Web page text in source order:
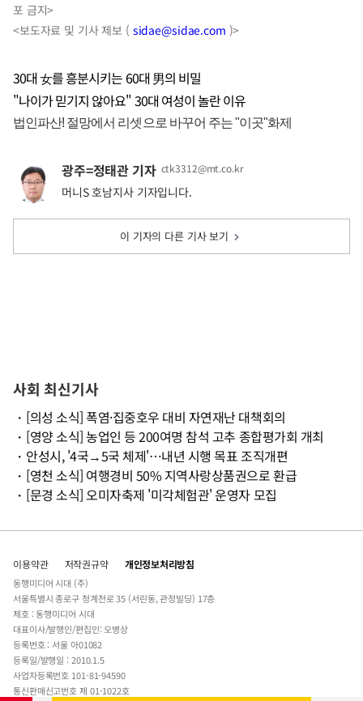
포 금지>
<보도자료 및 기사 제보 ( sidae@sidae.com )>
30대 女를 흥분시키는 60대 男의 비밀
"나이가 믿기지 않아요" 30대 여성이 놀란 이유
광주=정태관 기자 ctk3312@mt.co.kr
머니S 호남지사 기자입니다.
이 기자의 다른 기사 보기
사회 최신기사
・ [의성 소식] 폭염·집중호우 대비 자연재난 대책회의
・ [영양 소식] 농업인 등 200여명 참석 고추 종합평가회 개최
・ 안성시, '4국→5국 체제'…내년 시행 목표 조직개편
・ [영천 소식] 여행경비 50% 지역사랑상품권으로 환급
・ [문경 소식] 오미자축제 '미각체험관' 운영자 모집
이용약관 저작권규약 개인정보처리방침
동행미디어 시대 (주)
서울특별시 종로구 청계천로 35 (서린동, 관정빌딩) 17층
제호 : 동행미디어 시대
대표이사/발행인/편집인: 오병상
등록번호 : 서울 아01082
등록일/발행일 : 2010.1.5
사업자등록번호 101-81-94590
통신판매신고번호 제 01-1022호